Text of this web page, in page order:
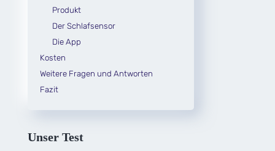
Produkt
Der Schlafsensor
Die App
Kosten
Weitere Fragen und Antworten
Fazit
Unser Test